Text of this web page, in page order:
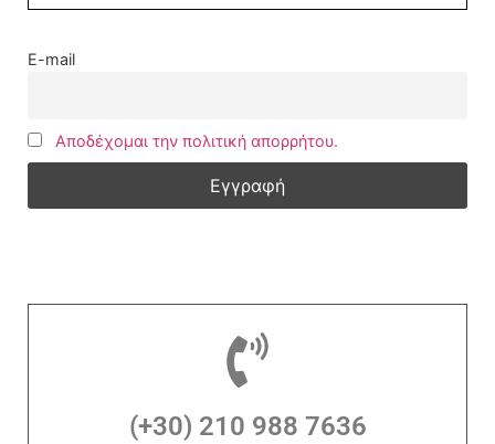
E-mail
Αποδέχομαι την πολιτική απορρήτου.
(+30) 210 988 7636